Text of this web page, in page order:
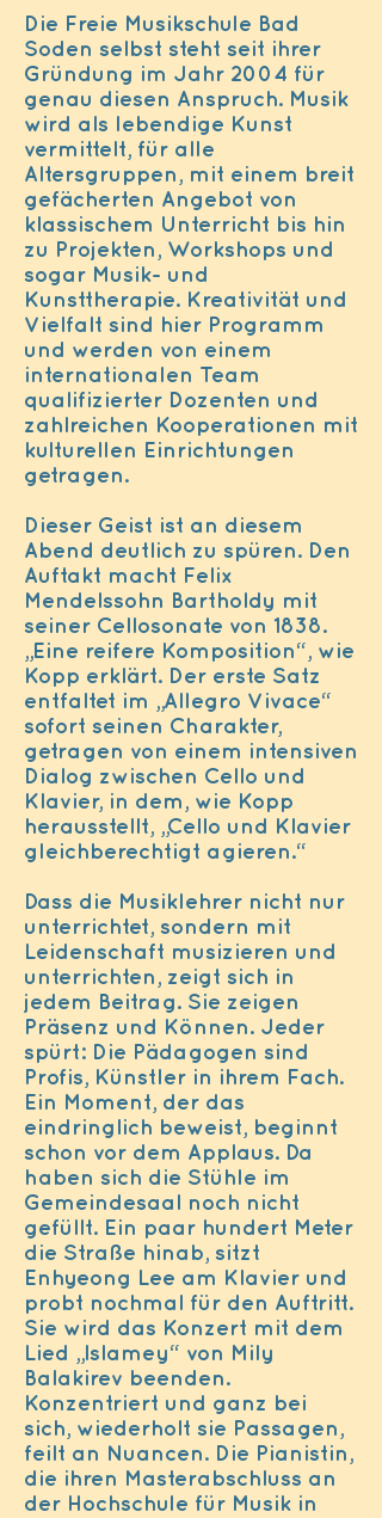
Die Freie Musikschule Bad
Soden selbst steht seit ihrer
Gründung im Jahr 2004 für
genau diesen Anspruch. Musik
wird als lebendige Kunst
vermittelt, für alle
Altersgruppen, mit einem breit
gefächerten Angebot von
klassischem Unterricht bis hin
zu Projekten, Workshops und
sogar Musik- und
Kunsttherapie. Kreativität und
Vielfalt sind hier Programm
und werden von einem
internationalen Team
qualifizierter Dozenten und
zahlreichen Kooperationen mit
kulturellen Einrichtungen
getragen.
Dieser Geist ist an diesem
Abend deutlich zu spüren. Den
Auftakt macht Felix
Mendelssohn Bartholdy mit
seiner Cellosonate von 1838.
„Eine reifere Komposition“, wie
Kopp erklärt. Der erste Satz
entfaltet im „Allegro Vivace“
sofort seinen Charakter,
getragen von einem intensiven
Dialog zwischen Cello und
Klavier, in dem, wie Kopp
herausstellt, „Cello und Klavier
gleichberechtigt agieren.“
Dass die Musiklehrer nicht nur
unterrichtet, sondern mit
Leidenschaft musizieren und
unterrichten, zeigt sich in
jedem Beitrag. Sie zeigen
Präsenz und Können. Jeder
spürt: Die Pädagogen sind
Profis, Künstler in ihrem Fach.
Ein Moment, der das
eindringlich beweist, beginnt
schon vor dem Applaus. Da
haben sich die Stühle im
Gemeindesaal noch nicht
gefüllt. Ein paar hundert Meter
die Straße hinab, sitzt
Enhyeong Lee am Klavier und
probt nochmal für den Auftritt.
Sie wird das Konzert mit dem
Lied „Islamey“ von Mily
Balakirev beenden.
Konzentriert und ganz bei
sich, wiederholt sie Passagen,
feilt an Nuancen. Die Pianistin,
die ihren Masterabschluss an
der Hochschule für Musik in